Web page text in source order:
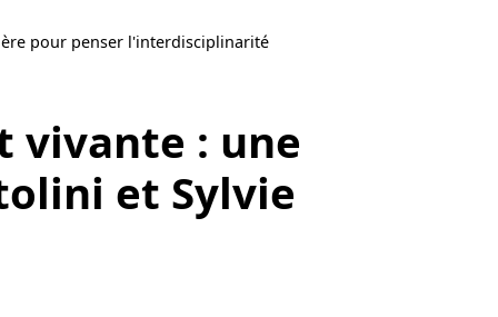
pour penser l'interdisciplinarité
vivante : une
et Sylvie